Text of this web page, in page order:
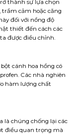
thành sự lựa chọn
cảm hoặc căng
đối với nồng độ
thiết đến cách các
được điều chỉnh.
cánh hoa hồng có
Các nhà nghiên
hàm lượng chất
là chúng chống lại các
điều quan trọng mà